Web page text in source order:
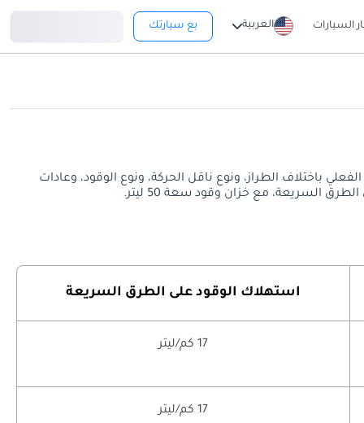
السيارات العربية بع سيارتك
يختلف معدل استهلاك الوقود الفعلي باختلاف الطراز، ونوع ناقل الحركة، ونوع الوقود، وعادات
استهلاك الوقود على الطرق السريعة
17 كم/ليتر
17 كم/ليتر